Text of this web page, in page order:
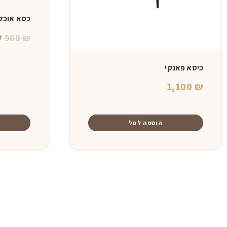
כיסא פאנקי
1,100 ₪
הוספה לסל
כסא
900₪